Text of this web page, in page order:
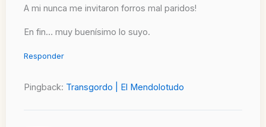
A mi nunca me invitaron forros mal paridos!
En fin… muy buenísimo lo suyo.
Responder
Pingback: Transgordo | El Mendolotudo